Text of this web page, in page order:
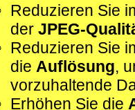
Reduzieren Sie
der JPEG-
Reduzieren Sie
die Auflösung,
vorzuhaltende
Erhöhen Sie die